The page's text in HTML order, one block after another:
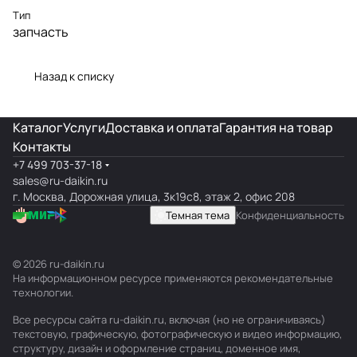
Тип
запчасть
Назад к списку
КаталогУслугиДоставка и оплатаГарантия на товар
Контакты
+7 499 703-37-18
sales@ru-daikin.ru
г. Москва, Дорожная улица, 3к19с8, этаж 2, офис 208
Темная тема Конфиденциальность
© 2026 ru-daikin.ru
На информационном ресурсе применяются рекомендательные
технологии.
Все ресурсы сайта ru-daikin.ru, включая (но не ограничиваясь)
текстовую, графическую, фотографическую и видео информацию,
структуру, дизайн и оформление страниц, доменное имя,